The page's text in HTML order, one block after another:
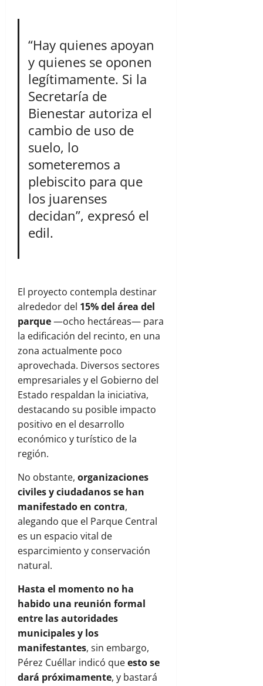
“Hay quienes apoyan
y quienes se oponen
legítimamente. Si la
Secretaría de
Bienestar autoriza el
cambio de uso de
suelo, lo
someteremos a
plebiscito para que
los juarenses
decidan”, expresó el
edil.
El proyecto contempla destinar
alrededor del 15% del área del
parque—ocho hectáreas— para
la edificación del recinto, en una
zona actualmente poco
aprovechada. Diversos sectores
empresariales y el Gobierno del
Estado respaldan la iniciativa,
destacando su posible impacto
positivo en el desarrollo
económico y turístico de la
región.
No obstante, organizaciones
civiles y ciudadanos se han
manifestado en contra,
alegando que el Parque Central
es un espacio vital de
esparcimiento y conservación
natural.
Hasta el momento no ha
habido una reunión formal
entre las autoridades
municipales y los
manifestantes, sin embargo,
Pérez Cuéllar indicó queesto se
dará próximamente, y bastará